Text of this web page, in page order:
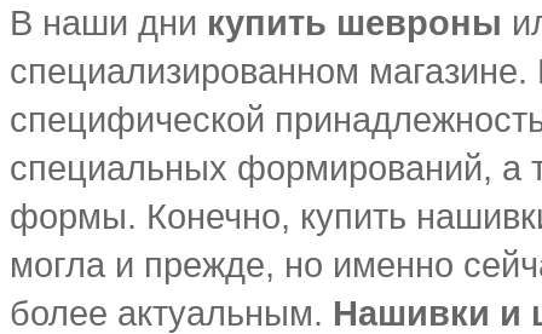
В наши дни купить шевроны
специализированном
специфической
специальных формирований, а
формы. Конечно, купить
могла и прежде, но именно
более актуальным. Нашивки и